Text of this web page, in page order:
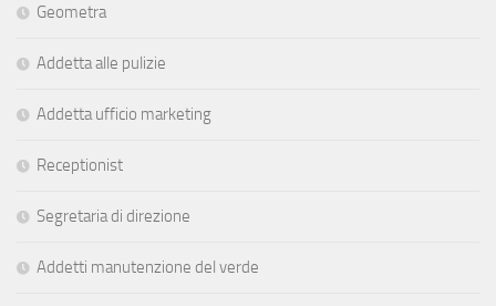
Geometra
Addetta alle pulizie
Addetta ufficio marketing
Receptionist
Segretaria di direzione
Addetti manutenzione del verde